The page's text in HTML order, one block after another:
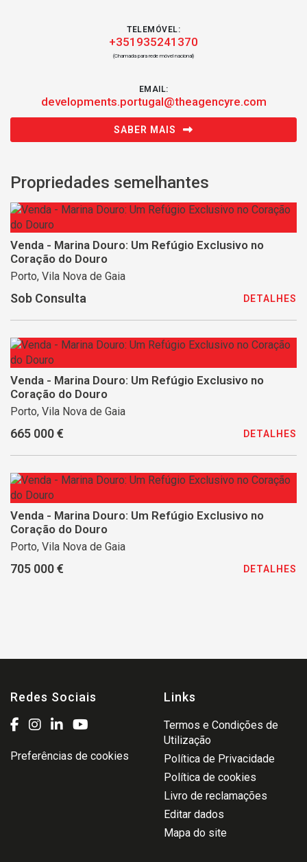
TELEMÓVEL:
+351935241370
(Chamada para rede móvel nacional)
EMAIL:
developments.portugal@theagencyre.com
SABER MAIS
Propriedades semelhantes
Venda - Marina Douro: Um Refúgio Exclusivo no
Coração do Douro
Porto, Vila Nova de Gaia
Sob Consulta DETALHES
Venda - Marina Douro: Um Refúgio Exclusivo no
Coração do Douro
Porto, Vila Nova de Gaia
665 000 € DETALHES
Venda - Marina Douro: Um Refúgio Exclusivo no
Coração do Douro
Porto, Vila Nova de Gaia
705 000 € DETALHES
Redes Sociais
Preferências de cookies
Links
Termos e Condições de
Utilização
Política de Privacidade
Política de cookies
Livro de reclamações
Editar dados
Mapa do site